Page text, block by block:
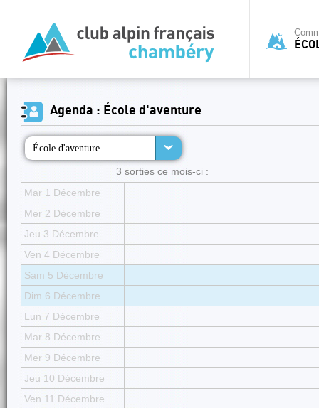
Agenda : École d'aventure
École d'aventure
3 sorties ce mois-ci :
Mar 1 Décembre
Mer 2 Décembre
Jeu 3 Décembre
Ven 4 Décembre
Sam 5 Décembre
Dim 6 Décembre
Lun 7 Décembre
Mar 8 Décembre
Mer 9 Décembre
Jeu 10 Décembre
Ven 11 Décembre